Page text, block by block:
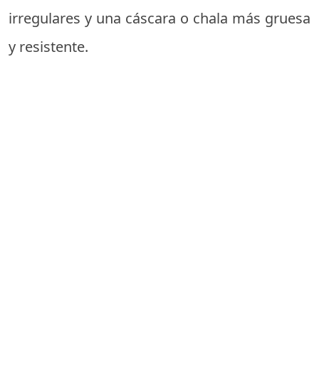
irregulares y una cáscara o chala más gruesa
y resistente.